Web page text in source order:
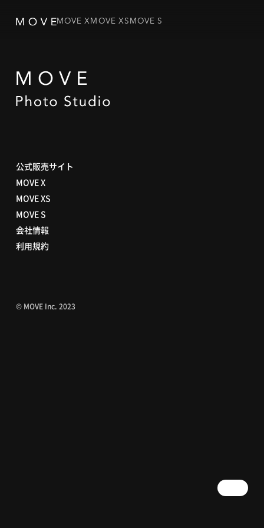
MOVE XMOVE XSMOVE S
公式販売サイト
MOVE X
MOVE XS
MOVE S
会社情報
利用規約
© MOVE Inc. 2023